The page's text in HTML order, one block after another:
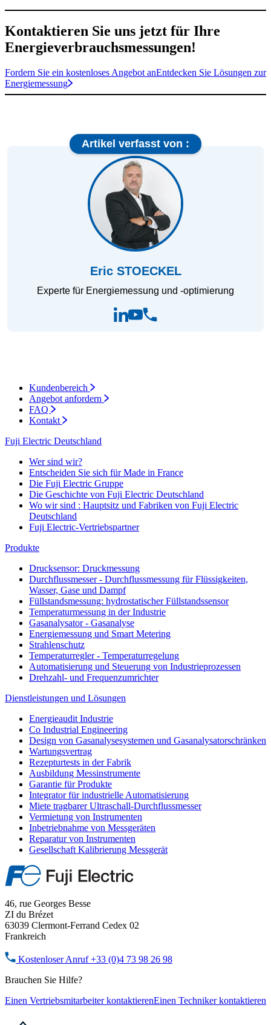
Kontaktieren Sie uns jetzt für Ihre
Energieverbrauchsmessungen!
Fordern Sie ein kostenloses Angebot anEntdecken Sie Lösungen zur
Energiemessung
Artikel verfasst von :
Eric STOECKEL
Experte für Energiemessung und -optimierung
Kundenbereich
Angebot anfordern
FAQ
Kontakt
Fuji Electric Deutschland
Wer sind wir?
Entscheiden Sie sich für Made in France
Die Fuji Electric Gruppe
Die Geschichte von Fuji Electric Deutschland
Wo wir sind : Hauptsitz und Fabriken von Fuji Electric
Deutschland
Fuji Electric-Vertriebspartner
Produkte
Drucksensor: Druckmessung
Durchflussmesser - Durchflussmessung für Flüssigkeiten,
Wasser, Gase und Dampf
Füllstandsmessung: hydrostatischer Füllstandssensor
Temperaturmessung in der Industrie
Gasanalysator - Gasanalyse
Energiemessung und Smart Metering
Strahlenschutz
Temperaturregler - Temperaturregelung
Automatisierung und Steuerung von Industrieprozessen
Drehzahl- und Frequenzumrichter
Dienstleistungen und Lösungen
Energieaudit Industrie
Co Industrial Engineering
Design von Gasanalysesystemen und Gasanalysatorschränken
Wartungsvertrag
Rezepturtests in der Fabrik
Ausbildung Messinstrumente
Garantie für Produkte
Integrator für industrielle Automatisierung
Miete tragbarer Ultraschall-Durchflussmesser
Vermietung von Instrumenten
Inbetriebnahme von Messgeräten
Reparatur von Instrumenten
Gesellschaft Kalibrierung Messgerät
46, rue Georges Besse
ZI du Brézet
63039 Clermont-Ferrand Cedex 02
Frankreich
Kostenloser Anruf+33 (0)4 73 98 26 98
Brauchen Sie Hilfe?
Einen Vertriebsmitarbeiter kontaktierenEinen Techniker kontaktieren